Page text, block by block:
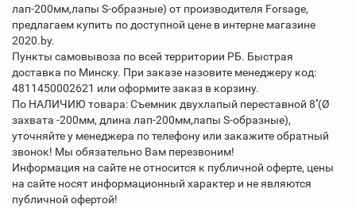
лап-200мм,лапы S-образные) от производителя Forsage,
предлагаем купить по доступной цене в интерне магазине
2020.by.
Пункты самовывоза по всей территории РБ. Быстрая
доставка по Минску. При заказе назовите менеджеру код:
4811450002621 или оформите заказ в корзину.
По НАЛИЧИЮ товара: Съемник двухлапый переставной 8''(Ø
захвата -200мм, длина лап-200мм,лапы S-образные),
уточняйте у менеджера по телефону или закажите обратный
звонок! Мы обязательно Вам перезвоним!
Информация на сайте не относится к публичной оферте, цены
на сайте носят информационный характер и не являются
публичной офертой!